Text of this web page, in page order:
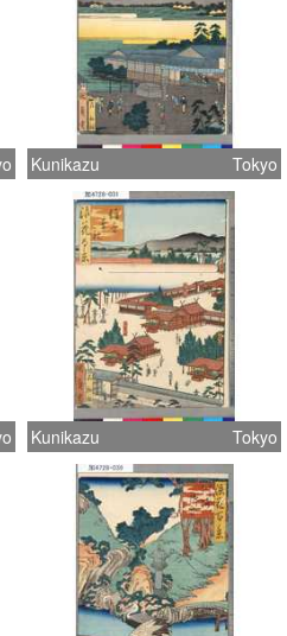
Kunikazu Tokyo
Kunikazu Tokyo